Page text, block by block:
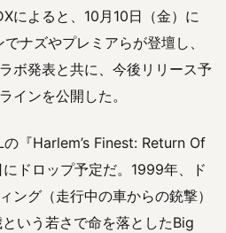
によると、10月10日（金）に
ナズやプレミアらが登壇し、
ボ発表と共に、今後リリース予
インを公開した。
『Harlem’s Finest: Return Of
ドロップ予定だ。1999年、ド
ング（走行中の車からの銃撃）
いう若さで命を落としたBig